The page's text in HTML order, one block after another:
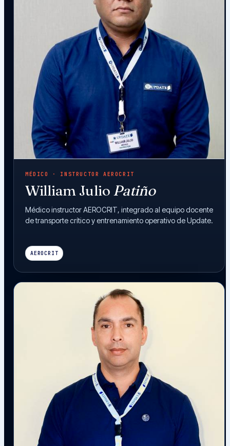
MÉDICO · INSTRUCTOR AEROCRIT
William Julio Patiño
Médico instructor AEROCRIT, integrado al equipo docente
de transporte crítico y entrenamiento operativo de Update.
AEROCRIT